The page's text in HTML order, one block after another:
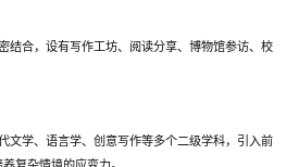
结合，设有写作工坊、阅读分享、博物馆参访、校
文学、语言学、创意写作等多个二级学科，引入前
复杂情境的应变力。